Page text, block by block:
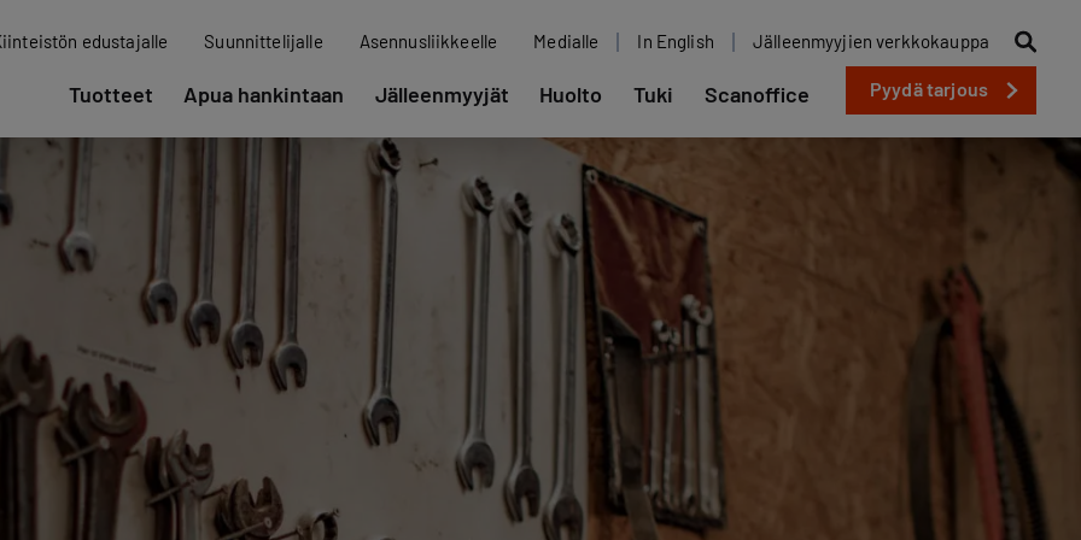
edustajalle Suunnittelijalle Asennusliikkeelle Medialle In English Jälleenmyyjien verkkokauppa
Tuotteet Apua hankintaan Jälleenmyyjät Huolto Tuki Scanoffice Pyydä tarjous